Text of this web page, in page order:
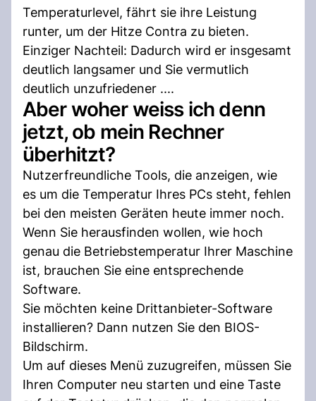
Temperaturlevel, fährt sie ihre Leistung
runter, um der Hitze Contra zu bieten.
Einziger Nachteil: Dadurch wird er insgesamt
deutlich langsamer und Sie vermutlich
deutlich unzufriedener ....
Aber woher weiss ich denn
jetzt, ob mein Rechner
überhitzt?
Nutzerfreundliche Tools, die anzeigen, wie
es um die Temperatur Ihres PCs steht, fehlen
bei den meisten Geräten heute immer noch.
Wenn Sie herausfinden wollen, wie hoch
genau die Betriebstemperatur Ihrer Maschine
ist, brauchen Sie eine entsprechende
Software.
Sie möchten keine Drittanbieter-Software
installieren? Dann nutzen Sie den BIOS-
Bildschirm.
Um auf dieses Menü zuzugreifen, müssen Sie
Ihren Computer neu starten und eine Taste